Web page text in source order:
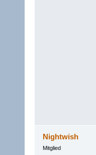
Nightwish
Mitglied